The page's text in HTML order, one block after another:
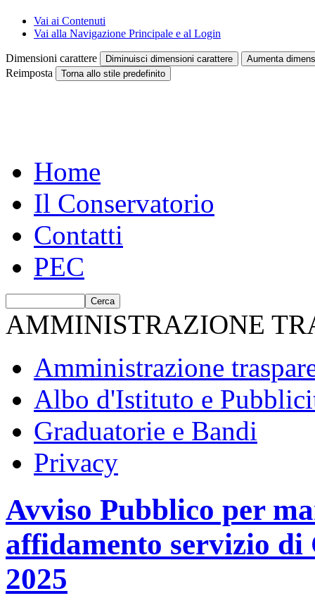
Vai ai Contenuti
Vai alla Navigazione Principale e al Login
Dimensioni carattere Diminuisci dimensioni carattere Aumenta
Reimposta Torna allo stile predefinito
Home
Il Conservatorio
Contatti
PEC
AMMINISTRAZIONE
Amministrazione
Albo d'Istituto e
Graduatorie e Bandi
Privacy
Avviso Pubblico per
affidamento servizio di
2025